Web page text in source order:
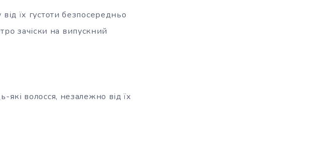
їх густоти безпосередньо
зачіски на випускний
які волосся, незалежно від їх